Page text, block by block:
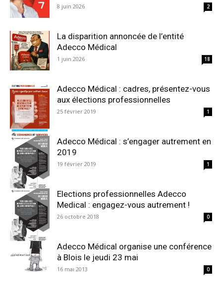
8 juin 2026 2
La disparition annoncée de l’entité
Adecco Médical
1 juin 2026 18
Adecco Médical : cadres, présentez-vous
aux élections professionnelles
25 février 2019 1
Adecco Médical : s’engager autrement en
2019
19 février 2019 1
Elections professionnelles Adecco
Medical : engagez-vous autrement !
26 octobre 2018 0
Adecco Médical organise une conférence
à Blois le jeudi 23 mai
16 mai 2013 0